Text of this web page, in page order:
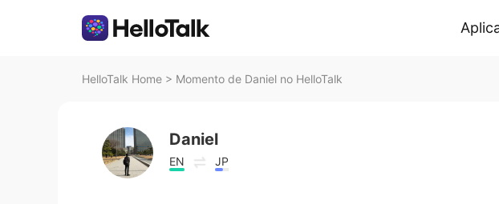
HelloTalk Home > Momento de Daniel no HelloTalk
Daniel
EN JP